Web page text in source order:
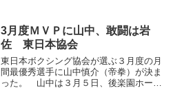
の予選を勝ち抜いた小学生、中学生の男
女が、小学生1...
3月度ＭＶＰに山中、敢闘は岩
佐 東日本協会
東日本ボクシング協会が選ぶ３月度の月
間最優秀選手に山中慎介（帝拳）が決ま
った。 山中は３月５日、後楽園ホール